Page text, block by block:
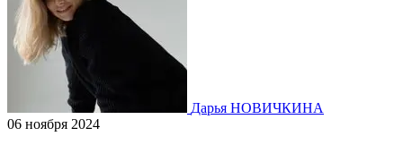
Дарья НОВИЧКИНА
06 ноября 2024